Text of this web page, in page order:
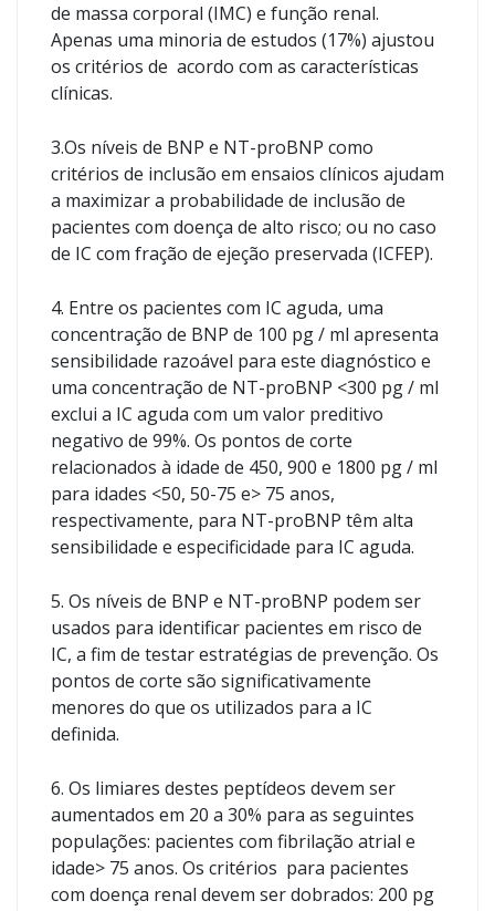
de massa corporal (IMC) e função renal.
Apenas uma minoria de estudos (17%) ajustou
os critérios de acordo com as características
clínicas.
3.Os níveis de BNP e NT-proBNP como
critérios de inclusão em ensaios clínicos ajudam
a maximizar a probabilidade de inclusão de
pacientes com doença de alto risco; ou no caso
de IC com fração de ejeção preservada (ICFEP).
4. Entre os pacientes com IC aguda, uma
concentração de BNP de 100 pg / ml apresenta
sensibilidade razoável para este diagnóstico e
uma concentração de NT-proBNP <300 pg / ml
exclui a IC aguda com um valor preditivo
negativo de 99%. Os pontos de corte
relacionados à idade de 450, 900 e 1800 pg / ml
para idades <50, 50-75 e> 75 anos,
respectivamente, para NT-proBNP têm alta
sensibilidade e especificidade para IC aguda.
5. Os níveis de BNP e NT-proBNP podem ser
usados ​​para identificar pacientes em risco de
IC, a fim de testar estratégias de prevenção. Os
pontos de corte são significativamente
menores do que os utilizados para a IC
definida.
6. Os limiares destes peptídeos devem ser
aumentados em 20 a 30% para as seguintes
populações: pacientes com fibrilação atrial e
idade> 75 anos. Os critérios para pacientes
com doença renal devem ser dobrados: 200 pg